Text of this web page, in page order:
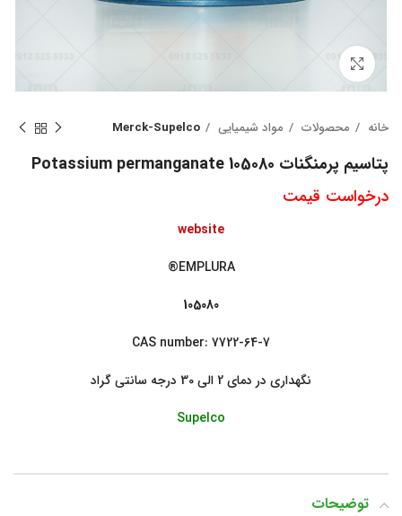
خانه محصولات مواد شیمیایی Merck-Supelco
پتاسیم پرمنگنات Potassium permanganate 105080
درخواست قیمت
website
EMPLURA®
105080
CAS number: 7722-64-7
نگهداری در دمای 2 الی 30 درجه سانتی گراد
Supelco
توضیحات